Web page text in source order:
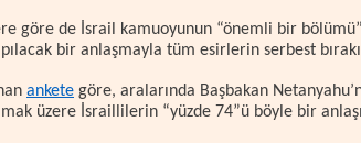
göre de İsrail kamuoyunun “önemli bir bölümü”,
bir anlaşmayla tüm esirlerin serbest
ankete göre, aralarında Başbakan
üzere İsraillilerin “yüzde 74”ü böyle bir